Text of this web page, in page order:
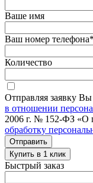
Ваше имя
Ваш номер телефона*
Количество
Отправляя заявку
в отношении
2006 г. № 152-ФЗ «О
обработку
Отправить
Купить в 1 клик
Быстрый заказ